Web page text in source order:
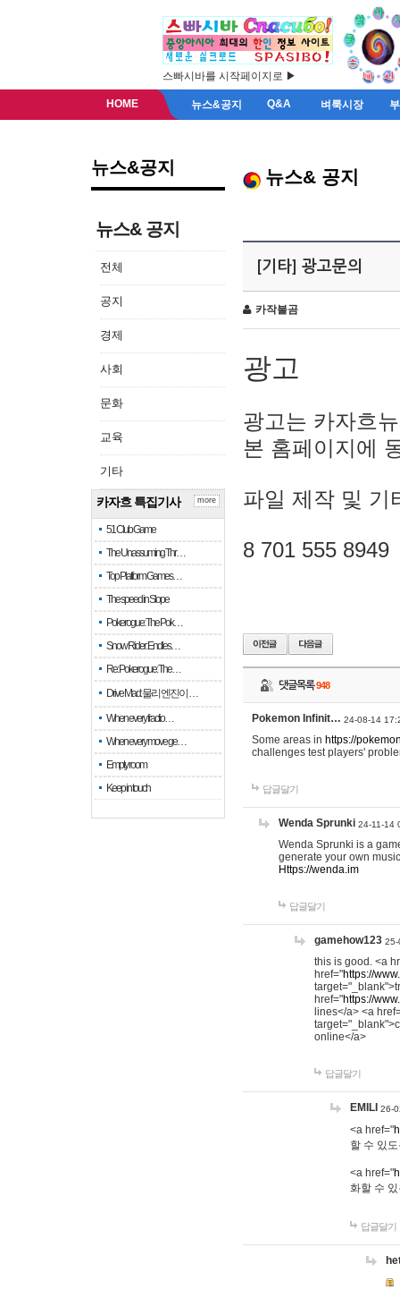
스빠시바를 시작페이지로 ▶
HOME 뉴스&공지 Q&A 벼룩시장
뉴스&공지
뉴스& 공지
전체
공지
경제
사회
문화
교육
기타
카자흐 특집기사
51 Club Game
The Unassuming Thr…
Top Platform Games…
The speed in Slope
Pokerogue: The Pok…
Snow Rider: Endles…
Re: Pokerogue: The…
Drive Mad: 물리 엔진이 …
When every fractio…
When every move ge…
Empty room
Keep in touch
more
뉴스& 공지
[기타] 광고문의
카작불곰
광고
광고는 카자흐
본 홈페이지에
파일 제작 및 기
8 701 555 8949
댓글목록948
Pokemon Infinit… 24-08-14
Some areas in https://
challenges test players'
답글달기
Wenda Sprunki 24-11-14
Wenda Sprunki is a
generate your own
Https://wenda.im
답글달기
gamehow123 25-
this is good. <a
href="https://
href="https://
lines</a> <a
online</a>
답글달기
EMILI 26-
<a href="
할 수 있
<a href="
화할 수
답글달기